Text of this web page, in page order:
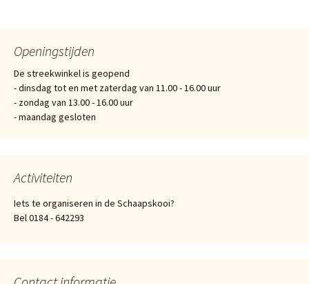
Openingstijden
De streekwinkel is geopend
- dinsdag tot en met zaterdag van 11.00 - 16.00 uur
- zondag van 13.00 - 16.00 uur
- maandag gesloten
Activiteiten
Iets te organiseren in de Schaapskooi?
Bel 0184 - 642293